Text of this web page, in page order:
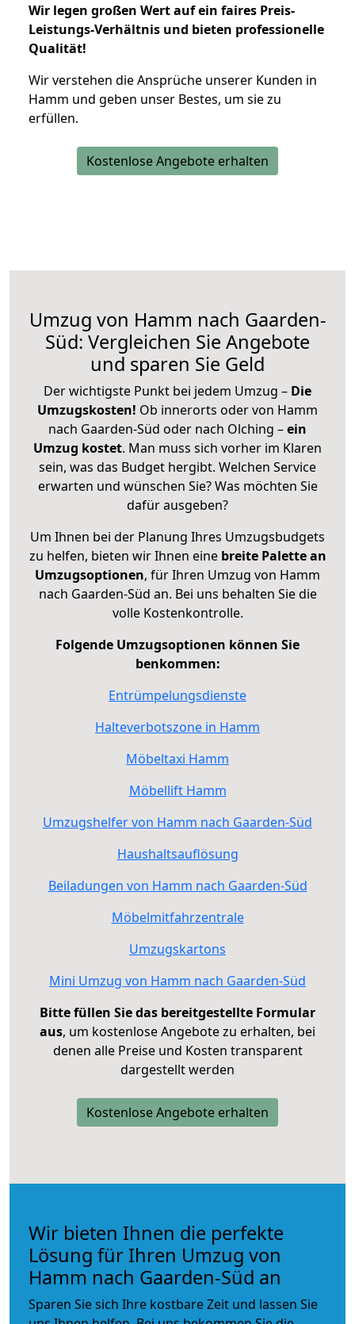
Wir legen großen Wert auf ein faires Preis-
Leistungs-Verhältnis und bieten professionelle
Qualität!
Wir verstehen die Ansprüche unserer Kunden in
Hamm und geben unser Bestes, um sie zu
erfüllen.
Kostenlose Angebote erhalten
Umzug von Hamm nach Gaarden-
Süd: Vergleichen Sie Angebote
und sparen Sie Geld
Der wichtigste Punkt bei jedem Umzug – Die
Umzugskosten! Ob innerorts oder von Hamm
nach Gaarden-Süd oder nach Olching –ein
Umzug kostet. Man muss sich vorher im Klaren
sein, was das Budget hergibt. Welchen Service
erwarten und wünschen Sie? Was möchten Sie
dafür ausgeben?
Um Ihnen bei der Planung Ihres Umzugsbudgets
zu helfen, bieten wir Ihnen eine breite Palette an
Umzugsoptionen, für Ihren Umzug von Hamm
nach Gaarden-Süd an. Bei uns behalten Sie die
volle Kostenkontrolle.
Folgende Umzugsoptionen können Sie
benkommen:
Entrümpelungsdienste
Halteverbotszone in Hamm
Möbeltaxi Hamm
Möbellift Hamm
Umzugshelfer von Hamm nach Gaarden-Süd
Haushaltsauflösung
Beiladungen von Hamm nach Gaarden-Süd
Möbelmitfahrzentrale
Umzugskartons
Mini Umzug von Hamm nach Gaarden-Süd
Bitte füllen Sie das bereitgestellte Formular
aus, um kostenlose Angebote zu erhalten, bei
denen alle Preise und Kosten transparent
dargestellt werden
Kostenlose Angebote erhalten
Wir bieten Ihnen die perfekte
Lösung für Ihren Umzug von
Hamm nach Gaarden-Süd an
Sparen Sie sich Ihre kostbare Zeit und lassen Sie